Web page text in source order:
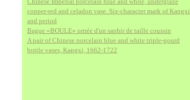
copper-red and celadon vase. Six-character mark of Kangxi
and period
Bague «BOULE» ornée d'un saphir de taille coussin
A pair of Chinese porcelain blue and white triple-gourd
bottle vases, Kangxi, 1662-1722